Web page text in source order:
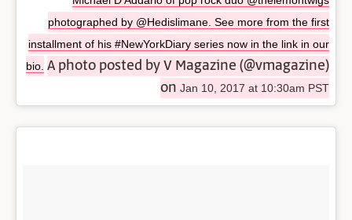
photographed by @Hedislimane. See more from the first
installment of his #NewYorkDiary series now in the link in our
bio. A photo posted by V Magazine (@vmagazine)
on Jan 10, 2017 at 10:30am PST